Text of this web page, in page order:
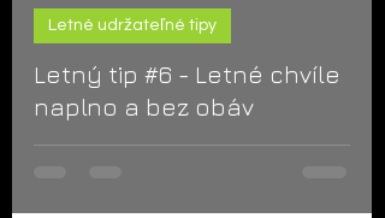
video
Letný tip #6 - Letné chvíle
naplno a bez obáv
Letné udržateľné tipy